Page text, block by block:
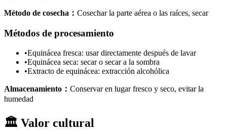
Método de cosecha ： Cosechar la parte aérea o las raíces, secar
Métodos de procesamiento
•Equinácea fresca: usar directamente después de lavar
•Equinácea seca: secar o secar a la sombra
•Extracto de equinácea: extracción alcohólica
Almacenamiento ： Conservar en lugar fresco y seco, evitar la
humedad
🏛️ Valor cultural